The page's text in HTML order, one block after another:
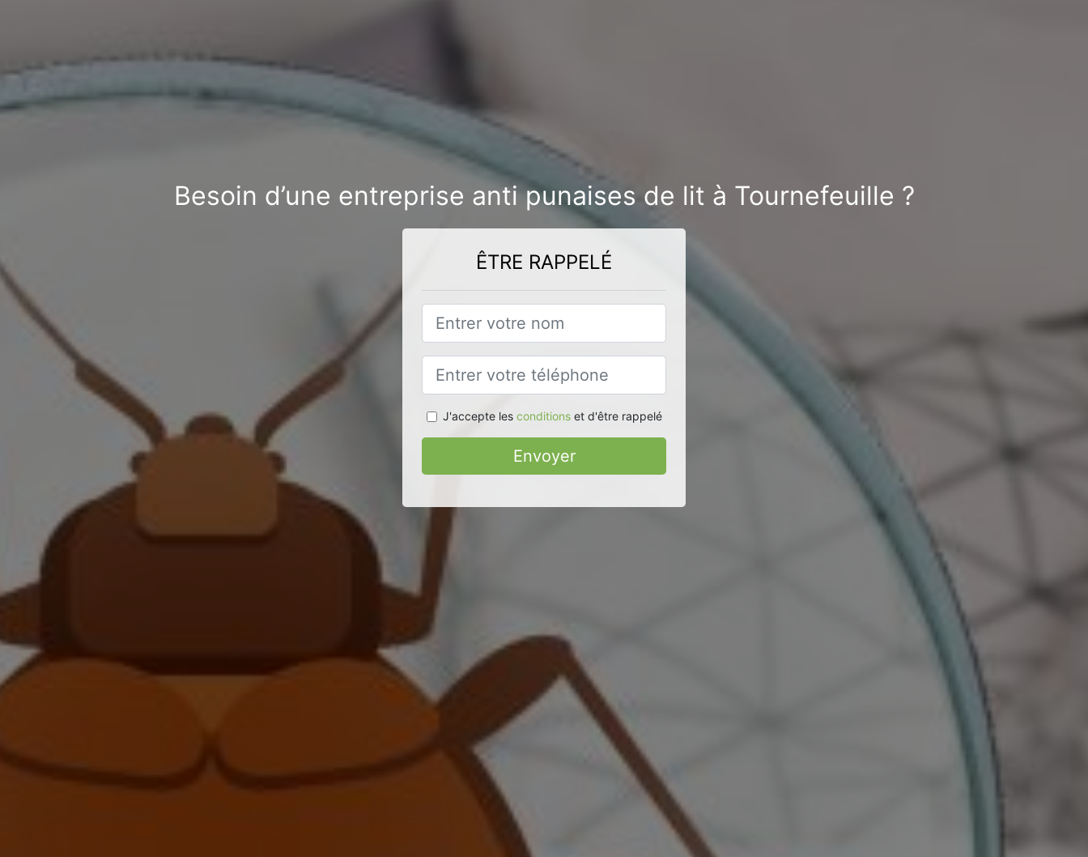
Besoin d’une entreprise anti punaises de lit à Tournefeuille ?
ÊTRE RAPPELÉ
J'accepte les conditionset d'être rappelé
Envoyer